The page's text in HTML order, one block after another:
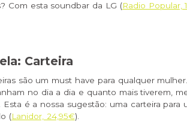
Com esta soundbar da LG (Radio Popular,
Carteira
são um must have para qualquer
no dia a dia e quanto mais tiverem,
Esta é a nossa sugestão: uma carteira para
(Lanidor, 24,95€).